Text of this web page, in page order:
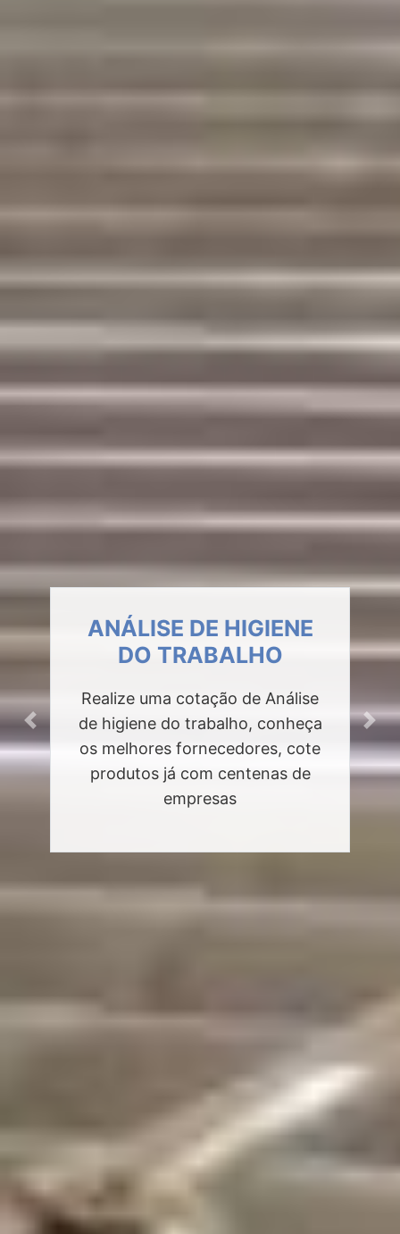
ANÁLISE DE HIGIENE
DO TRABALHO
Realize uma cotação de Análise
de higiene do trabalho, conheça
os melhores fornecedores, cote
produtos já com centenas de
empresas
Previous Next